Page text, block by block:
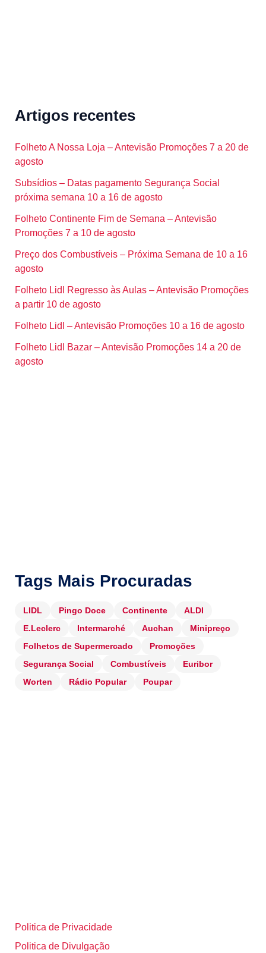
Artigos recentes
Folheto A Nossa Loja – Antevisão Promoções 7 a 20 de
agosto
Subsídios – Datas pagamento Segurança Social
próxima semana 10 a 16 de agosto
Folheto Continente Fim de Semana – Antevisão
Promoções 7 a 10 de agosto
Preço dos Combustíveis – Próxima Semana de 10 a 16
agosto
Folheto Lidl Regresso às Aulas – Antevisão Promoções
a partir 10 de agosto
Folheto Lidl – Antevisão Promoções 10 a 16 de agosto
Folheto Lidl Bazar – Antevisão Promoções 14 a 20 de
agosto
Tags Mais Procuradas
LIDL Pingo Doce Continente
ALDI
E.Leclerc
Intermarché Auchan
Minipreço
Folhetos de Supermercado
Promoções
Segurança Social
Combustíveis
Euribor
Worten
Rádio Popular Poupar
Politica de Privacidade
Politica de Divulgação